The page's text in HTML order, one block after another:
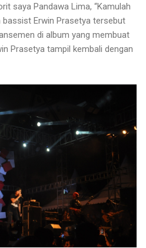
saya Pandawa Lima, “Kamulah
bassist Erwin Prasetya tersebut
di album yang membuat
Prasetya tampil kembali dengan